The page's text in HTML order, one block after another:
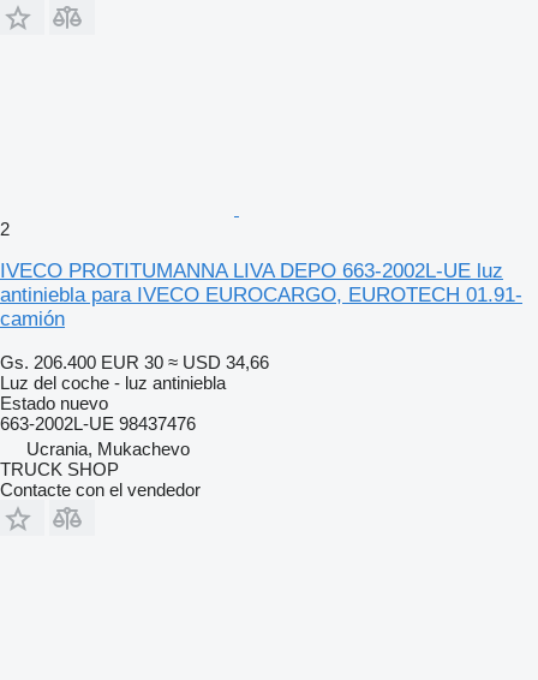
2
IVECO PROTITUMANNA LIVA DEPO 663-2002L-UE luz
antiniebla para IVECO EUROCARGO, EUROTECH 01.91-
camión
Gs. 206.400 EUR 30 ≈ USD 34,66
Luz del coche - luz antiniebla
Estado nuevo
663-2002L-UE 98437476
Ucrania, Mukachevo
TRUCK SHOP
Contacte con el vendedor